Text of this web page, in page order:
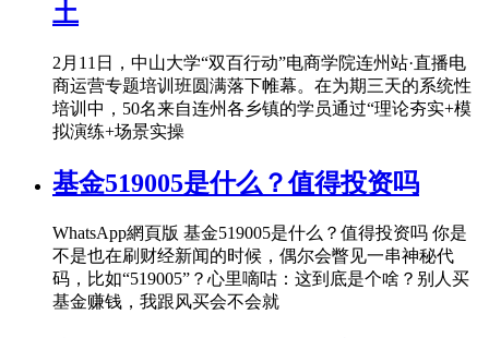
土
2月11日，中山大学“双百行动”电商学院连州站·直播电
商运营专题培训班圆满落下帷幕。在为期三天的系统性
培训中，50名来自连州各乡镇的学员通过“理论夯实+模
拟演练+场景实操
基金519005是什么？值得投资吗
WhatsApp網頁版 基金519005是什么？值得投资吗 你是
不是也在刷财经新闻的时候，偶尔会瞥见一串神秘代
码，比如“519005”？心里嘀咕：这到底是个啥？别人买
基金赚钱，我跟风买会不会就